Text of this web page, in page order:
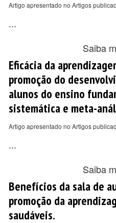
Artigo apresentado no Artigos
...
Saiba
Eficácia da
promoção do
alunos do ensino
sistemática e meta-
Artigo apresentado no Artigos
...
Saiba
Benefícios da sala de
promoção da
saudáveis.